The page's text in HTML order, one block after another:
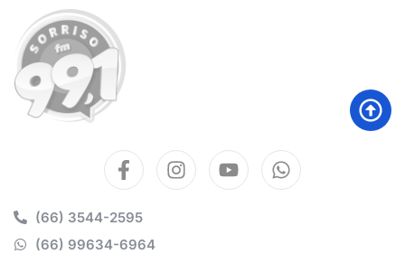
(66) 3544-2595
(66) 99634-6964